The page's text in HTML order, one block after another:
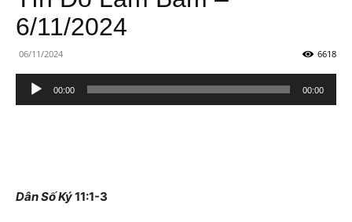
6/11/2024
06/11/2024 6618
Trình
phát
00:00 00:00
Dân Số Ký11:1-3